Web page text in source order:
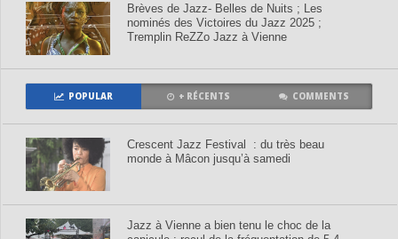
Brèves de Jazz- Belles de Nuits ; Les
nominés des Victoires du Jazz 2025 ;
Tremplin ReZZo Jazz à Vienne
POPULAR + RÉCENTS COMMENTS
Crescent Jazz Festival : du très beau
monde à Mâcon jusqu’à samedi
Jazz à Vienne a bien tenu le choc de la